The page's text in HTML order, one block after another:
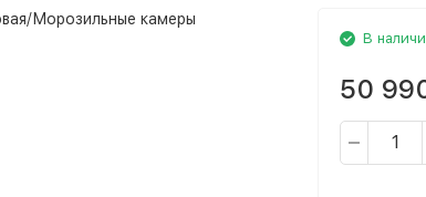
Морозильные камеры
В
50